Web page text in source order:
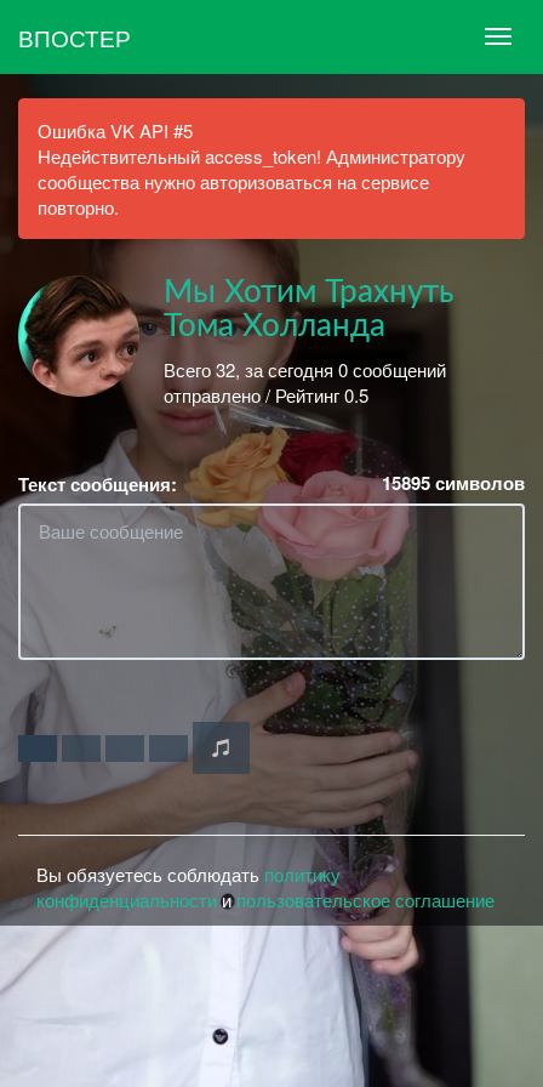
ВПОСТЕР
Ошибка VK API #5
Недействительный access_token! Администратору
сообщества нужно авторизоваться на сервисе
повторно.
Мы Хотим Трахнуть
Тома Холланда
Всего 32, за сегодня 0 сообщений
отправлено / Рейтинг 0.5
Текст сообщения: 15895символов
Вы обязуетесь соблюдать политику
конфиденциальностиипользовательское соглашение